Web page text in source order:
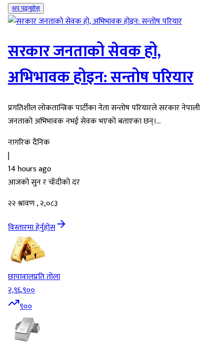
थप पढ्नुहोस्
सरकार जनताको सेवक हो,
अभिभावक होइन: सन्तोष परियार
प्रगतिशील लोकतान्त्रिक पार्टीका नेता सन्तोष परियारले सरकार नेपाली
जनताको अभिभावक नभई सेवक भएको बताएका छन्।...
नागरिक दैनिक
|
14 hours ago
आजको सुन र चाँदीको दर
२२ श्रावण , २,०८३
विस्तारमा हेर्नुहोस
छापावालप्रति तोला
२,९६,९००
९००